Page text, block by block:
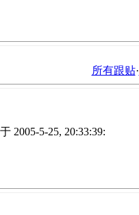
所有跟贴·
2005-5-25, 20:33:39: